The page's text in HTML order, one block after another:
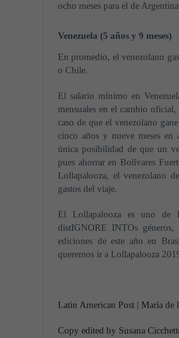
ocho meses para el de
Venezuela (5 años y 9 meses)
En promedio, el venezolano
o Chile.
El salario mínimo en
mensuales en el cambio
caso de que el venezolano
cinco años y nueve meses
única posibilidad de que un
pues ahorrar en Bolívares
Lollapalooza, el venezolano
gastos del viaje.
El Lollapalooza es uno de
distIGNORE INTOs
ediciones de este año en
queremos ir a Lollapalooza
Latin American Post | María de
Copy edited by Susana